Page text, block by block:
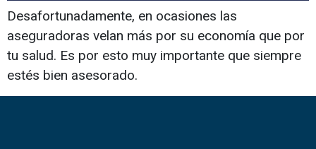
Desafortunadamente, en ocasiones las
aseguradoras velan más por su economía que por
tu salud. Es por esto muy importante que siempre
estés bien asesorado.